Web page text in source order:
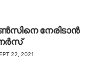
നേരിടാൻ
22, 2021